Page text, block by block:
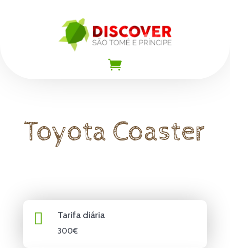

Toyota Coaster
 Tarifa diária
300€